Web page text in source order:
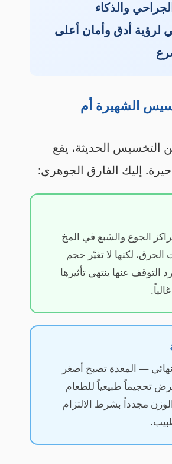
والذكاء
لرؤية أدق وأمان أعلى
الشهيرة أم
التخسيس الحديثة، يقع
إليك الفارق الجوهري:
الجوع والشبع في المخ
الحرق، لكنها لا تغيّر حجم
التوقف عنها ينتهي تأثيرها
— المعدة تصبح أصغر
تحجيماً طبيعياً للطعام
مجدداً بشرط الالتزام